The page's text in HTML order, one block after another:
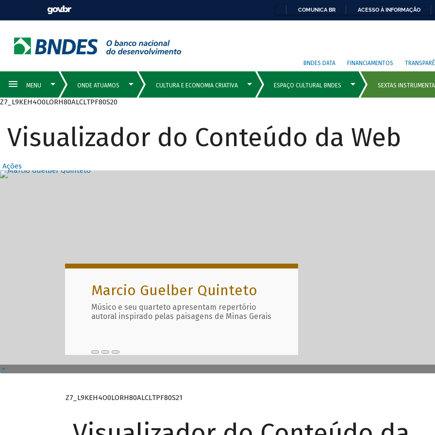
COMUNICA BR ACESSO À INFORMAÇÃO
BNDES DATA FINANCIAMENTOS
Z7_L9KEH4O0LORH80ALCLTPF80S20
Visualizador do Conteúdo da Web
Ações
Destaques Principais com
Marcio Guelber Quinteto
Músico e seu quarteto apresentam repertório
autoral inspirado pelas paisagens de Minas Gerais
Z7_L9KEH4O0LORH80ALCLTPF80S21